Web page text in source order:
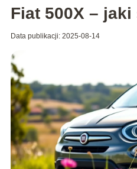
Fiat 500X –
Data publikacji: 2025-08-14